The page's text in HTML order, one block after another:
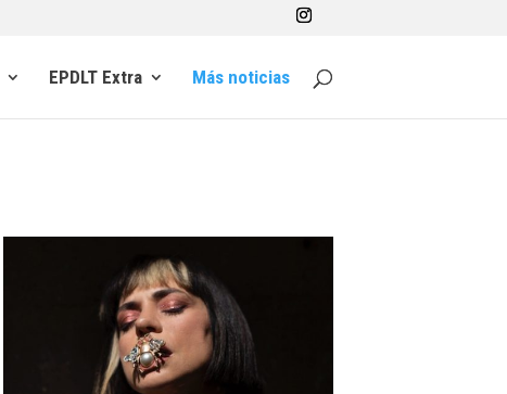
EPDLT Extra Más noticias